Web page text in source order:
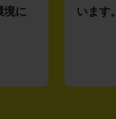
境に
います